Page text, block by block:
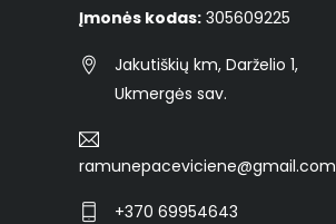
Įmonės kodas: 305609225
Jakutiškių km, Darželio 1,
Ukmergės sav.
ramunepaceviciene@gmail.com
+370 69954643